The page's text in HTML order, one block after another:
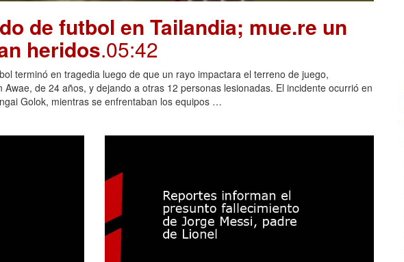
de futbol en Tailandia; mue.re un
heridos.05:42
terminó en tragedia luego de que un rayo impactara el terreno de juego,
de 24 años, y dejando a otras 12 personas lesionadas. El incidente ocurrió en
Golok, mientras se enfrentaban los equipos …